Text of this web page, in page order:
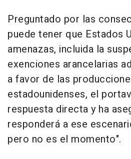
Preguntado por las
puede tener que Estados
amenazas, incluida la
exenciones arancelarias
a favor de las
estadounidenses, el
respuesta directa y ha
responderá a ese
pero no es el momento".